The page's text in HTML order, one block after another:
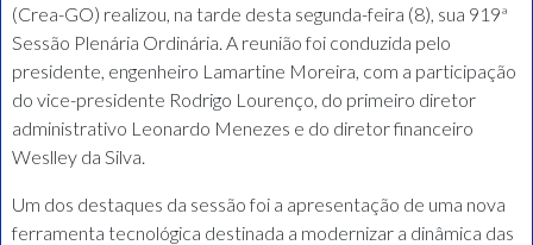
(Crea-GO) realizou, na tarde desta segunda-feira (8), sua 919ª
Sessão Plenária Ordinária. A reunião foi conduzida pelo
presidente, engenheiro Lamartine Moreira, com a participação
do vice-presidente Rodrigo Lourenço, do primeiro diretor
administrativo Leonardo Menezes e do diretor financeiro
Weslley da Silva.
Um dos destaques da sessão foi a apresentação de uma nova
ferramenta tecnológica destinada a modernizar a dinâmica das